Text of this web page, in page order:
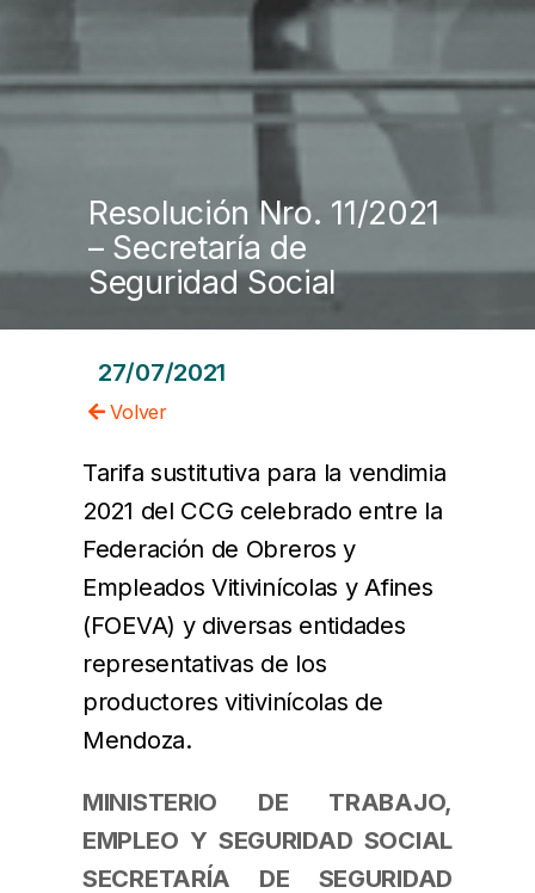
Resolución Nro. 11/2021
– Secretaría de
Seguridad Social
27/07/2021
Volver
Tarifa sustitutiva para la vendimia
2021 del CCG celebrado entre la
Federación de Obreros y
Empleados Vitivinícolas y Afines
(FOEVA) y diversas entidades
representativas de los
productores vitivinícolas de
Mendoza.
MINISTERIO DE TRABAJO,
EMPLEO Y SEGURIDAD SOCIAL
SECRETARÍA DE SEGURIDAD